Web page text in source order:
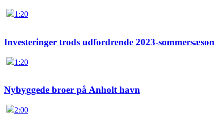
1:20
Investeringer trods udfordrende 2023-sommersæson
1:20
Nybyggede broer på Anholt havn
2:00